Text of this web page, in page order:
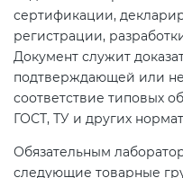
сертификации,
регистрации,
Документ служит
подтверждающей или
соответствие типовых
ГОСТ, ТУ и других
Обязательным
следующие товарные
Декларирование
продукции (ТР ЕАЭС
Декларирование
электромагнитной
совместимости (ТР ТС